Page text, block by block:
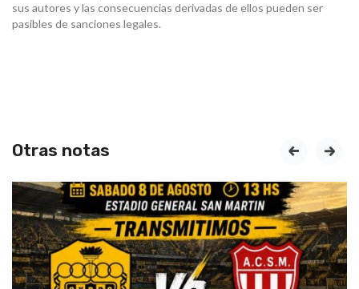
sus autores y las consecuencias derivadas de ellos pueden ser
pasibles de sanciones legales.
Otras notas prev next